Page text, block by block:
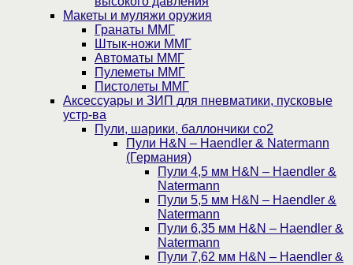
Макеты и муляжи оружия
Гранаты ММГ
Штык-ножи ММГ
Автоматы ММГ
Пулеметы ММГ
Пистолеты ММГ
Аксессуары и ЗИП для пневматики, пусковые
устр-ва
Пули, шарики, баллончики со2
Пули H&N – Haendler & Natermann
(Германия)
Пули 4,5 мм H&N – Haendler &
Natermann
Пули 5,5 мм H&N – Haendler &
Natermann
Пули 6,35 мм H&N – Haendler &
Natermann
Пули 7,62 мм H&N – Haendler &